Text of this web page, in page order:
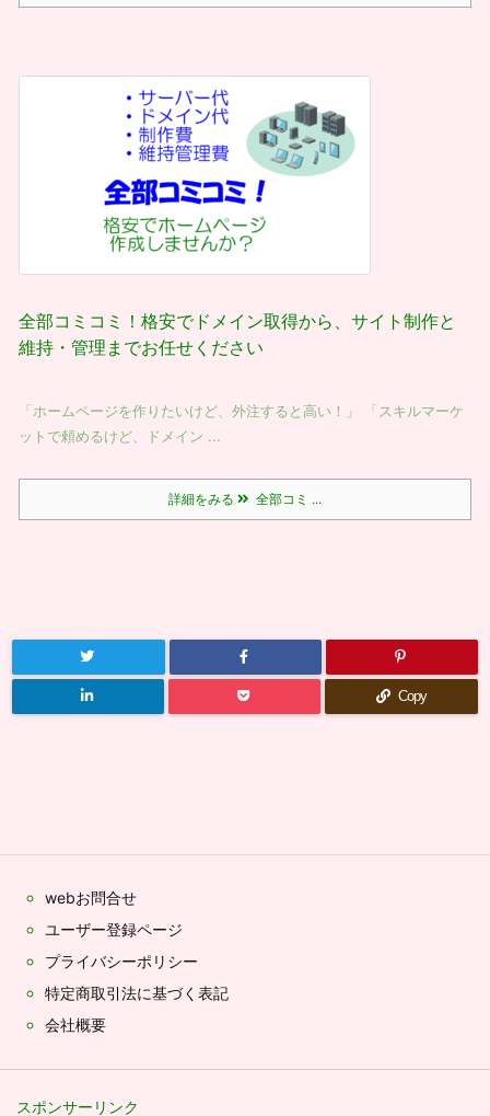
全部コミコミ！格安でドメイン取得から、サイト制作と
維持・管理までお任せください
「ホームページを作りたいけど、外注すると高い！」 「スキルマーケ
ットで頼めるけど、ドメイン ...
詳細をみる 全部コミ ...
Copy
webお問合せ
ユーザー登録ページ
プライバシーポリシー
特定商取引法に基づく表記
会社概要
スポンサーリンク